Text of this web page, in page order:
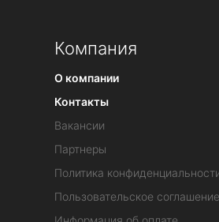
Компания
О компании
Контакты
Вакансии
Партнеры
Политика
Пользовательское соглашение